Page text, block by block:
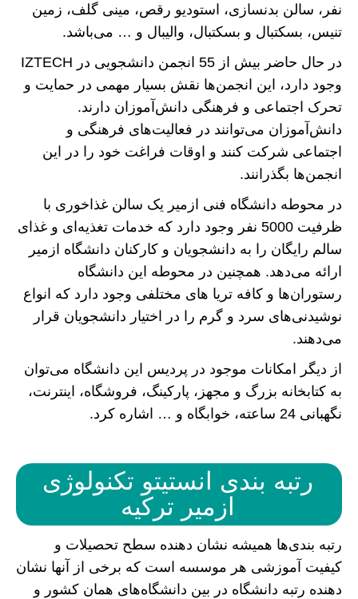
نفر، سالن بدنسازی، استودیو رقص، مینی گلف، زمین
تنیس، بسکتبال و بسکتبال، والیبال و … می‌باشد.
در حال حاضر بیش از 55 انجمن دانشجویی در IZTECH
وجود دارد، این انجمن‌ها نقش بسیار مهمی در حمایت و
تحرک اجتماعی و فرهنگی دانش‌آموزان دارند.
دانش‌آموزان می‌توانند در فعالیت‌های فرهنگی و
اجتماعی شرکت کنند و اوقات فراغت خود را در این
انجمن‌ها بگذرانند.
در محوطه دانشگاه فنی ازمیر یک سالن غذاخوری با
ظرفیت 5000 نفر وجود دارد که خدمات تغذیه‌ای و غذای
سالم رایگان را به دانشجویان و کارکنان دانشگاه ازمیر
ارائه می‌دهد. همچنین در محوطه این دانشگاه
رستوران‌ها و کافه تریا های مختلفی وجود دارد که انواع
نوشیدنی‌های سرد و گرم را در اختیار دانشجویان قرار
می‌دهند.
از دیگر امکانات موجود در پردیس این دانشگاه می‌توان
به کتابخانه بزرگ و مجهز، پارکینگ، فروشگاه، اینترنت،
نگهبانی 24 ساعته، خوابگاه و … اشاره کرد.
رتبه بندی انستیتو تکنولوژی
ازمیر ترکیه
رتبه بندی‌ها همیشه نشان دهنده سطح تحصیلات و
کیفیت آموزشی هر موسسه است که برخی از آنها نشان
دهنده رتبه دانشگاه در بین دانشگاه‌های همان کشور و